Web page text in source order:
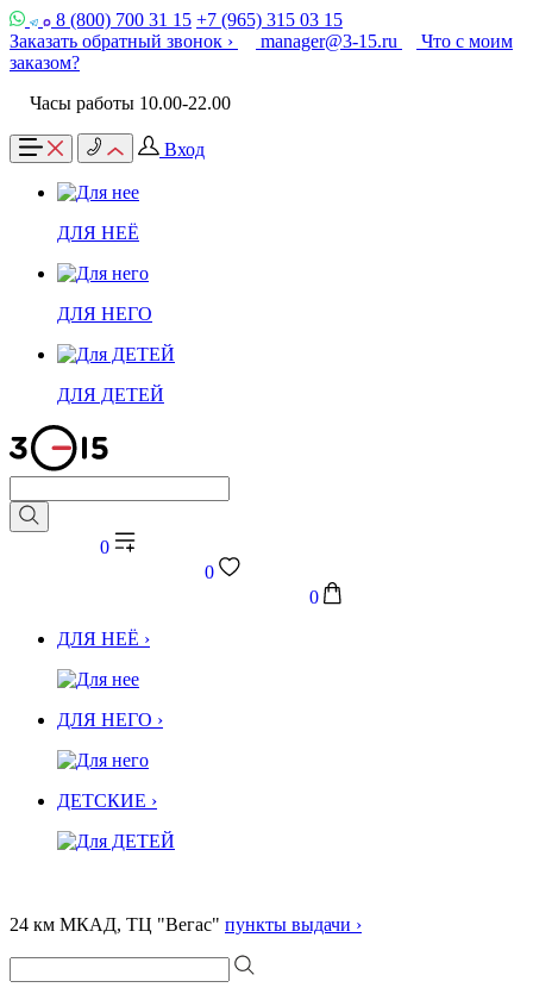
8 (800) 700 31 15 +7 (965) 315 03 15
Заказать обратный звонок ›
manager@3-15.ru
Что с моим
заказом?
Часы работы 10.00-22.00
Вход
ДЛЯ НЕЁ
ДЛЯ НЕГО
ДЛЯ ДЕТЕЙ
0
0
0
ДЛЯ НЕЁ ›
ДЛЯ НЕГО ›
ДЕТСКИЕ ›
24 км МКАД, ТЦ "Вегас" пункты выдачи ›